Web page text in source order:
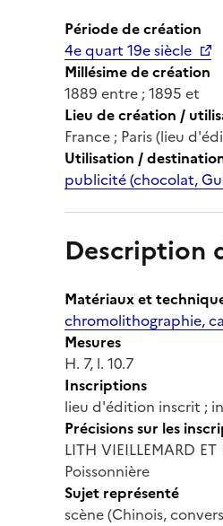
Période de création
4e quart 19e siècle
Millésime de création
1889 entre ; 1895 et
Lieu de création /
France ; Paris (lieu
Utilisation /
publicité (chocolat,
Description
Matériaux et
chromolithographie,
Mesures
H. 7, l. 10.7
Inscriptions
lieu d'édition inscrit ;
Précisions sur les
LITH VIEILLEMARD
Poissonnière
Sujet représenté
scène (Chinois,